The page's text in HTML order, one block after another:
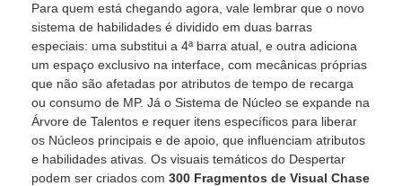
Para quem está chegando agora, vale lembrar que o novo
sistema de habilidades é dividido em duas barras
especiais: uma substitui a 4ª barra atual, e outra adiciona
um espaço exclusivo na interface, com mecânicas próprias
que não são afetadas por atributos de tempo de recarga
ou consumo de MP. Já o Sistema de Núcleo se expande na
Árvore de Talentos e requer itens específicos para liberar
os Núcleos principais e de apoio, que influenciam atributos
e habilidades ativas. Os visuais temáticos do Despertar
podem ser criados com 300 Fragmentos de Visual Chase